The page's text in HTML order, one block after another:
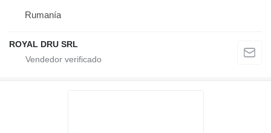
Rumanía
ROYAL DRU SRL